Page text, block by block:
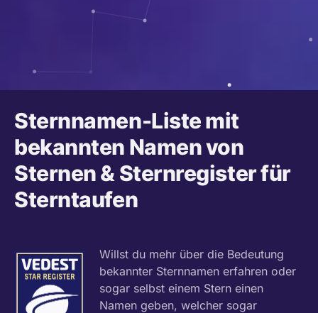
Sternnamen-Liste mit
bekannten Namen von
Sternen & Sternregister für
Sterntaufen
Willst du mehr über die Bedeutung
bekannter Sternnamen erfahren oder
sogar selbst einem Stern einen
Namen geben, welcher sogar